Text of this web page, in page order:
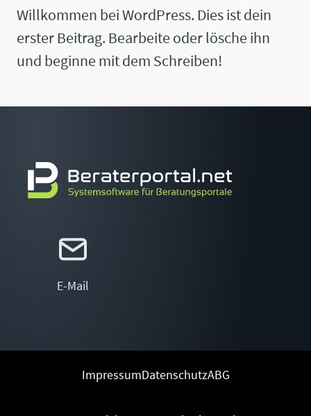
Willkommen bei WordPress. Dies ist dein
erster Beitrag. Bearbeite oder lösche ihn
und beginne mit dem Schreiben!
E-Mail
ImpressumDatenschutzABG